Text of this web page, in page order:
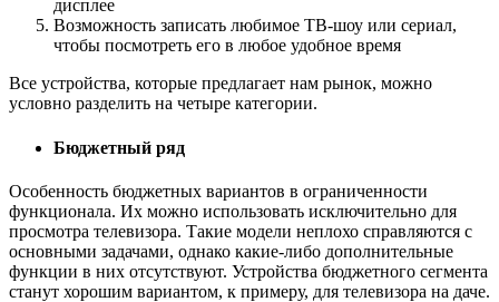
дисплее
Возможность записать любимое ТВ-шоу или сериал,
чтобы посмотреть его в любое удобное время
Все устройства, которые предлагает нам рынок, можно
условно разделить на четыре категории.
Бюджетный ряд
Особенность бюджетных вариантов в ограниченности
функционала. Их можно использовать исключительно для
просмотра телевизора. Такие модели неплохо справляются с
основными задачами, однако какие-либо дополнительные
функции в них отсутствуют. Устройства бюджетного сегмента
станут хорошим вариантом, к примеру, для телевизора на даче.